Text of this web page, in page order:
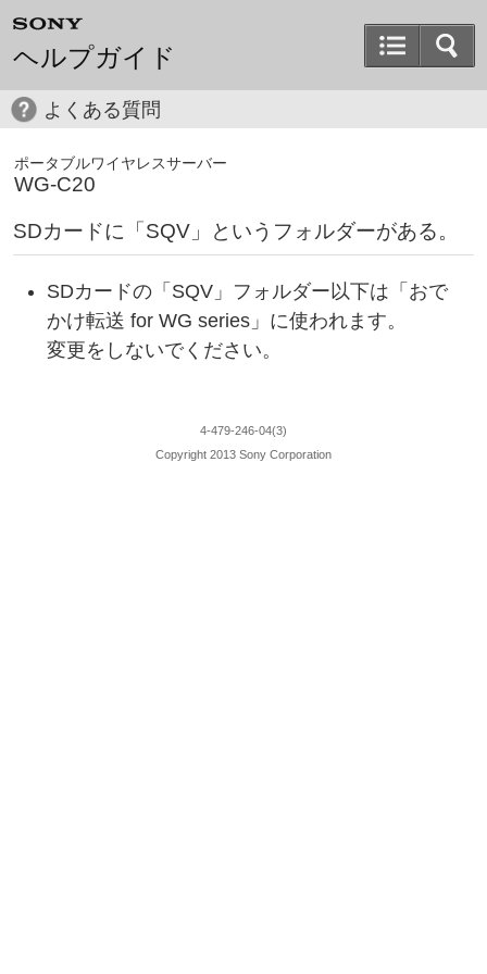
ヘルプガイド
よくある質問
ポータブルワイヤレスサーバー
WG-C20
SDカードに「SQV」というフォルダーがある。
SDカードの「SQV」フォルダー以下は「おで
かけ転送 for WG series」に使われます。
変更をしないでください。
4-479-246-04(3)
Copyright 2013 Sony Corporation